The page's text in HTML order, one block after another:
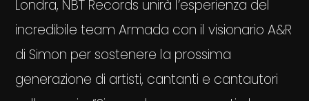
Londra, NBT Records unirà l’esperienza del
incredibile team Armada con il visionario A&R
di Simon per sostenere la prossima
generazione di artisti, cantanti e cantautori